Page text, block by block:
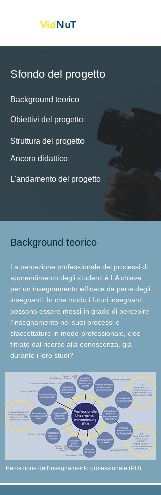
VidNuT
Sfondo del progetto
Background teorico
Obiettivi del progetto
Struttura del progetto
Ancora didattico
L'andamento del progetto
Background teorico
La percezione professionale dei processi di
apprendimento degli studenti è LA chiave
per un insegnamento efficace da parte degli
insegnanti. In che modo i futuri insegnanti
possono essere messi in grado di percepire
l'insegnamento nei suoi processi e
sfaccettature in modo professionale, cioè
filtrato dal ricorso alla conoscenza, già
durante i loro studi?
Percezione dell'insegnamento professionale (PU)